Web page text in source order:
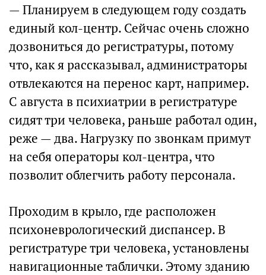
— Планируем в следующем году создать
единый кол-центр. Сейчас очень сложно
дозвониться до регистратуры, потому
что, как я рассказывал, администраторы
отвлекаются на перенос карт, например.
С августа в психиатрии в регистратуре
сидят три человека, раньше работал один,
реже — два. Нагрузку по звонкам примут
на себя операторы кол-центра, что
позволит облегчить работу персонала.
Проходим в крыло, где расположен
психоневрологический диспансер. В
регистратуре три человека, установлены
навигационные таблички. Этому зданию